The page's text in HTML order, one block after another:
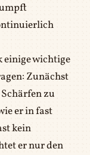
einige wichtige
Zunächst
zu
er in fast
kein
er nur den